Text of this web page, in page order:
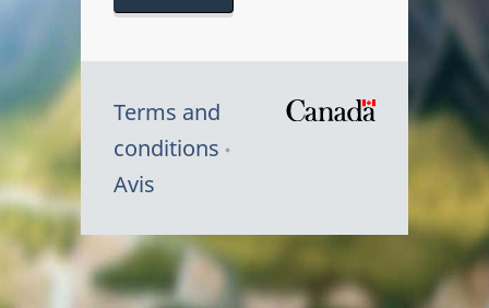
Terms and
conditions
Avis
Canada